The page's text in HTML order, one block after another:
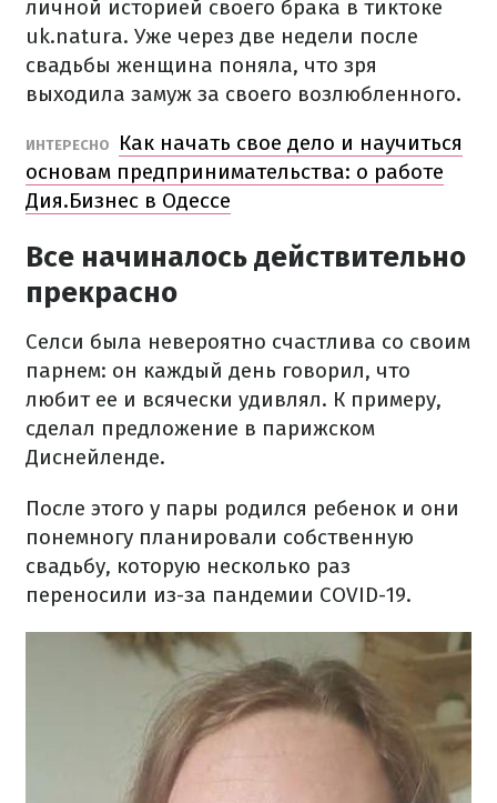
личной историей своего брака в тиктоке
uk.natura. Уже через две недели после
свадьбы женщина поняла, что зря
выходила замуж за своего возлюбленного.
ИНТЕРЕСНО
Как начать свое дело и научиться
основам предпринимательства: о работе
Дия.Бизнес в Одессе
Все начиналось действительно
прекрасно
Селси была невероятно счастлива со своим
парнем: он каждый день говорил, что
любит ее и всячески удивлял. К примеру,
сделал предложение в парижском
Диснейленде.
После этого у пары родился ребенок и они
понемногу планировали собственную
свадьбу, которую несколько раз
переносили из-за пандемии COVID-19.